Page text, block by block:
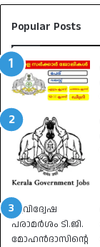
Popular Posts